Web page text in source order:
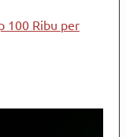
100 Ribu per